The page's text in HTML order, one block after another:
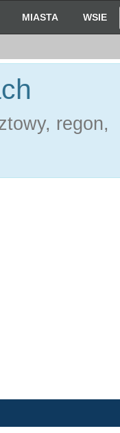
MIASTA WSIE
regon,